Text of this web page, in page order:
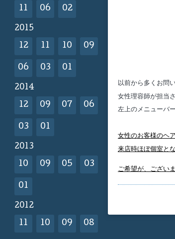
以前から多くお問
女性理容師が担当
左上のメニューバ
女性のお客様のヘ
来店時ほぼ個室と
ご希望が、ござい
11 06 02
2015
12 11 10 09
06 03 01
2014
12 09 07 06
03 01
2013
10 09 05 03
01
2012
11 10 09 08